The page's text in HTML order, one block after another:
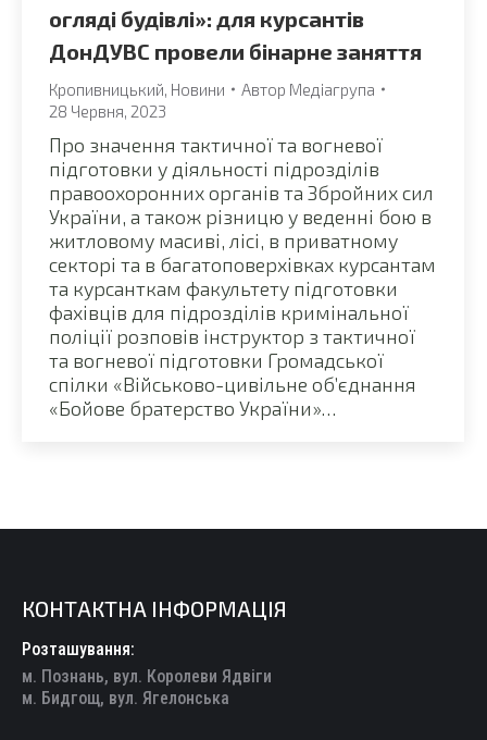
огляді будівлі»: для курсантів
ДонДУВС провели бінарне заняття
Кропивницький Новини Автор Медіагрупа
28 Червня, 2023
Про значення тактичної та вогневої
підготовки у діяльності підрозділів
правоохоронних органів та Збройних сил
України, а також різницю у веденні бою в
житловому масиві, лісі, в приватному
секторі та в багатоповерхівках курсантам
та курсанткам факультету підготовки
фахівців для підрозділів кримінальної
поліції розповів інструктор з тактичної
та вогневої підготовки Громадської
спілки «Військово-цивільне об’єднання
«Бойове братерство України»…
КОНТАКТНА ІНФОРМАЦІЯ
Розташування:
м. Познань, вул. Королеви Ядвіги
м. Бидгощ, вул. Ягелонська